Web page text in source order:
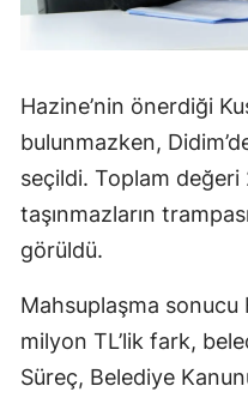
Hazine’nin önerdiği
bulunmazken,
seçildi. Toplam değeri
taşınmazların
görüldü.
Mahsuplaşma sonucu
milyon TL’lik fark,
Süreç, Belediye